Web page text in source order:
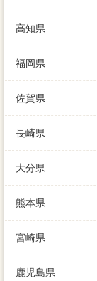
高知県
福岡県
佐賀県
長崎県
大分県
熊本県
宮崎県
鹿児島県